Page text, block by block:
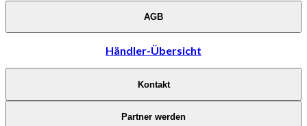
AGB
Händler-Übersicht
Kontakt
Partner werden